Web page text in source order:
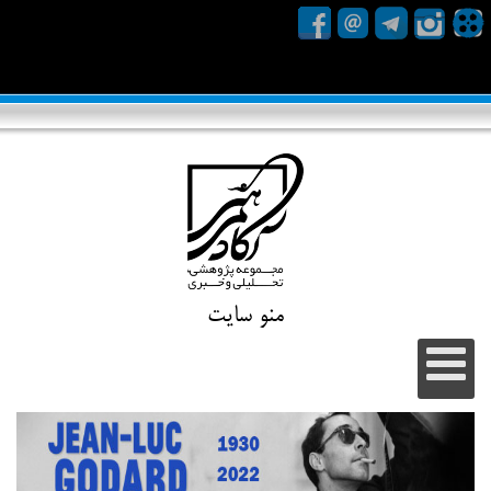
منو سایت